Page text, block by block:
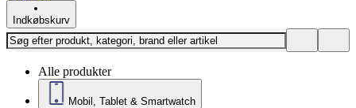
Indkøbskurv
Alle produkter
Mobil, Tablet & Smartwatch